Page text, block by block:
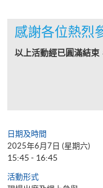
感謝各位熱烈
以上活動經已圓滿結束
日期及時間
2025年6月7日 (星期六)
15:45 - 16:45
活動形式